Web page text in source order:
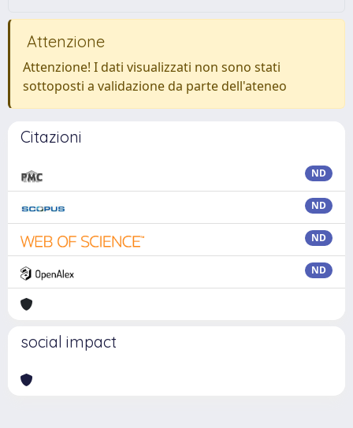
Attenzione
Attenzione! I dati visualizzati non sono stati
sottoposti a validazione da parte dell'ateneo
Citazioni
ND
ND
ND
ND
social impact